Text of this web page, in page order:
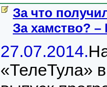
За что
За хамство? –
27.07.2014.
«ТелеТула»